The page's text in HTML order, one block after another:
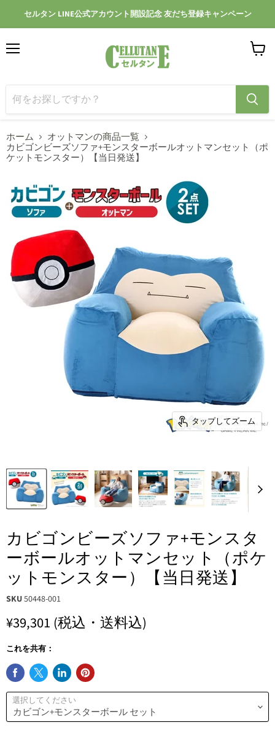
セルタン LINE公式アカウント開設記念 友だち登録キャンペーン
ー
見
ホーム
オットマンの商品一覧
カビゴンビーズソファ+モンスターボールオットマンセット（ポ
ケットモンスター）【当日発送】
タップしてズーム
カビゴンビーズソファ+モンスタ
ーボールオットマンセット（ポケ
ットモンスター）【当日発送】
SKU50448-001
¥39,301 (税込・送料込)
これを共有：
選択してください